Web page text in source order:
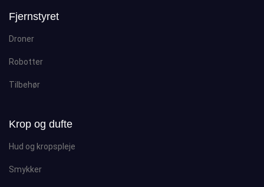
Fjernstyret
Droner
Robotter
Tilbehør
Krop og dufte
Hud og kropspleje
Smykker